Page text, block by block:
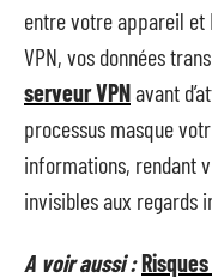
entre votre appareil et
VPN, vos données
serveur VPNavant
processus masque
informations, rendant
invisibles aux regards
A voir aussi :